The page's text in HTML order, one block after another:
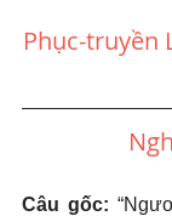
Phục-truyền
Câu gốc: